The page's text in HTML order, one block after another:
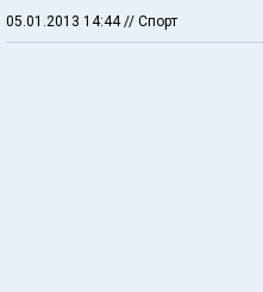
05.01.2013 14:44 // Спорт